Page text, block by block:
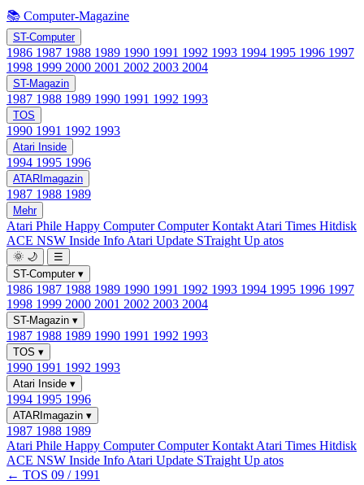
📚 Computer-Magazine
ST-Computer
1986 1987 1988 1989 1990 1991 1992 1993 1994 1995 1996 1997
1998 1999 2000 2001 2002 2003 2004
ST-Magazin
1987 1988 1989 1990 1991 1992 1993
TOS
1990 1991 1992 1993
Atari Inside
1994 1995 1996
ATARImagazin
1987 1988 1989
Mehr
Atari Phile Happy ComputerComputer Kontakt Atari Times Hitdisk
ACE NSW Inside Info Atari Update STraight Up atos
🌞 🌙
☰
ST-Computer ▾
1986 1987 1988 1989 1990 1991 1992 1993 1994 1995 1996 1997
1998 1999 2000 2001 2002 2003 2004
ST-Magazin ▾
1987 1988 1989 1990 1991 1992 1993
TOS ▾
1990 1991 1992 1993
Atari Inside ▾
1994 1995 1996
ATARImagazin ▾
1987 1988 1989
Atari Phile Happy ComputerComputer Kontakt Atari Times Hitdisk
ACE NSW Inside Info Atari Update STraight Up atos
← TOS 09 / 1991